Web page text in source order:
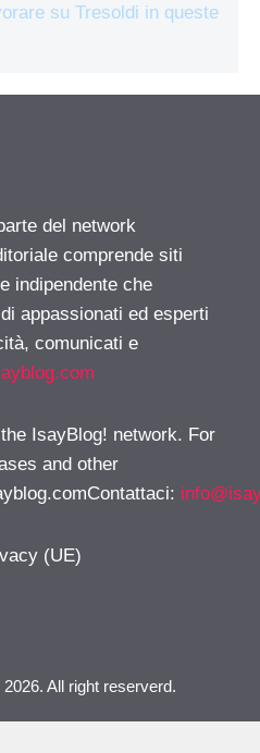
su Tresoldi in queste
del network
comprende siti
indipendente che
appassionati ed esperti
comunicati e
IsayBlog! network. For
and other
:
(UE)
All right reserverd.